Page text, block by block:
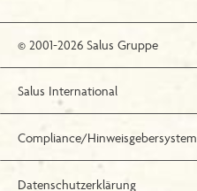
© 2001-2026 Salus Gruppe
Salus International
Compliance/Hinweisgebersystem
Datenschutzerklärung